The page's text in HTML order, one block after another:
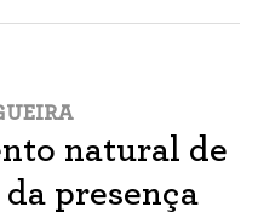
natural de
presença